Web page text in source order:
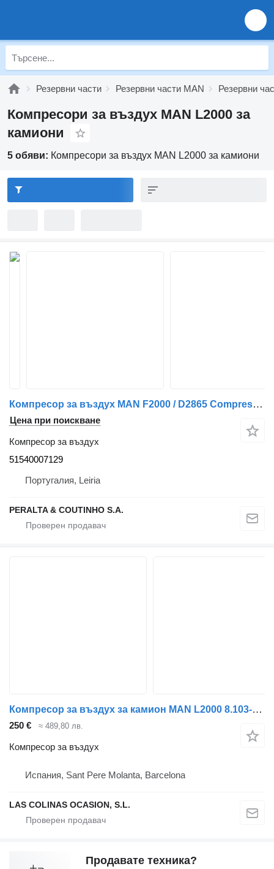
Резервни части Резервни части MAN Резервни
Компресори за въздух MAN L2000 за
камиони
5 обяви: Компресори за въздух MAN L2000 за камиони
Компресор за въздух MAN F2000 / D2865 Compressor de Ar 51540007129 за камион MAN F/M/L 2000
Цена при поискване
Компресор за въздух
51540007129
Португалия, Leiria
PERALTA & COUTINHO S.A.
Компресор за въздух за камион MAN L2000 8.103-8.224 EUROI/II
250 € ≈ 489,80 лв.
Компресор за въздух
Испания, Sant Pere Molanta, Barcelona
LAS COLINAS OCASION, S.L.
Продавате техника?